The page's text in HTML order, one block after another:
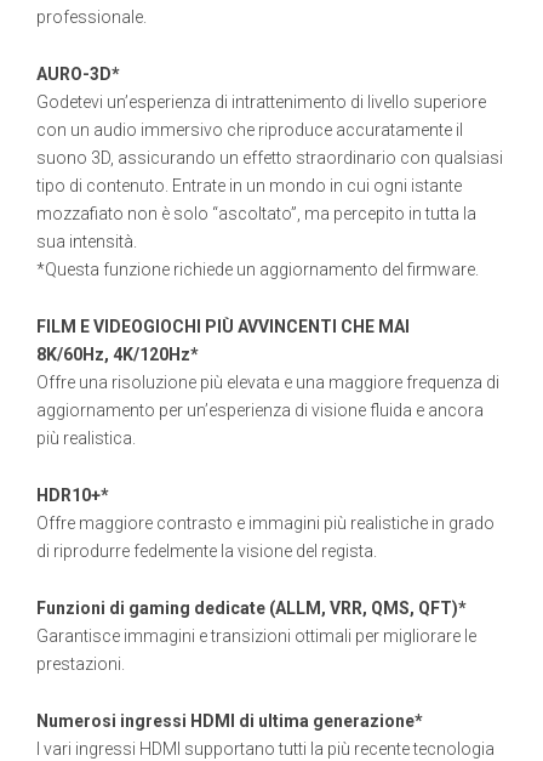
professionale.
AURO-3D*
Godetevi un’esperienza di intrattenimento di livello superiore
con un audio immersivo che riproduce accuratamente il
suono 3D, assicurando un effetto straordinario con qualsiasi
tipo di contenuto. Entrate in un mondo in cui ogni istante
mozzafiato non è solo “ascoltato”, ma percepito in tutta la
sua intensità.
*Questa funzione richiede un aggiornamento del firmware.
FILM E VIDEOGIOCHI PIÙ AVVINCENTI CHE MAI
8K/60Hz, 4K/120Hz*
Offre una risoluzione più elevata e una maggiore frequenza di
aggiornamento per un’esperienza di visione fluida e ancora
più realistica.
HDR10+*
Offre maggiore contrasto e immagini più realistiche in grado
di riprodurre fedelmente la visione del regista.
Funzioni di gaming dedicate (ALLM, VRR, QMS, QFT)*
Garantisce immagini e transizioni ottimali per migliorare le
prestazioni.
Numerosi ingressi HDMI di ultima generazione*
I vari ingressi HDMI supportano tutti la più recente tecnologia